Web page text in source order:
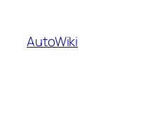
springen
AutoWiki